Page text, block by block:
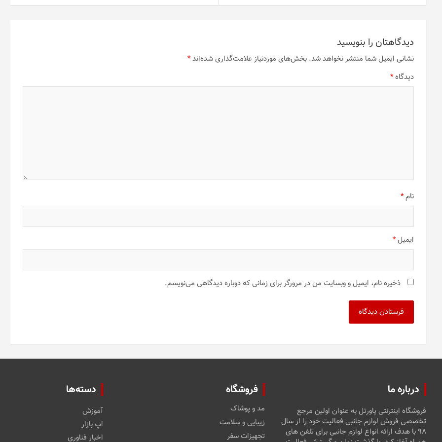
دیدگاهتان را بنویسید
نشانی ایمیل شما منتشر نخواهد شد. بخش‌های موردنیاز علامت‌گذاری شده‌اند*
دیدگاه*
نام*
ایمیل*
ذخیره نام، ایمیل و وبسایت من در مرورگر برای زمانی که دوباره دیدگاهی می‌نویسم.
درباره ما
فروشگاه اینترنتی پاورتل به عنوان اولین مرجع
تخصصی فروش لوازم جانبی فعالیت خود را از سال
۹۸ با هدف ارائه انواع لوازم جانبی برای تلفن های
فروشگاه
مد و پوشاک
زیبایی و سلامت
تجهیزات سفر
دسته‌ها
آموزش
اپ بازار
اخبار فناوری